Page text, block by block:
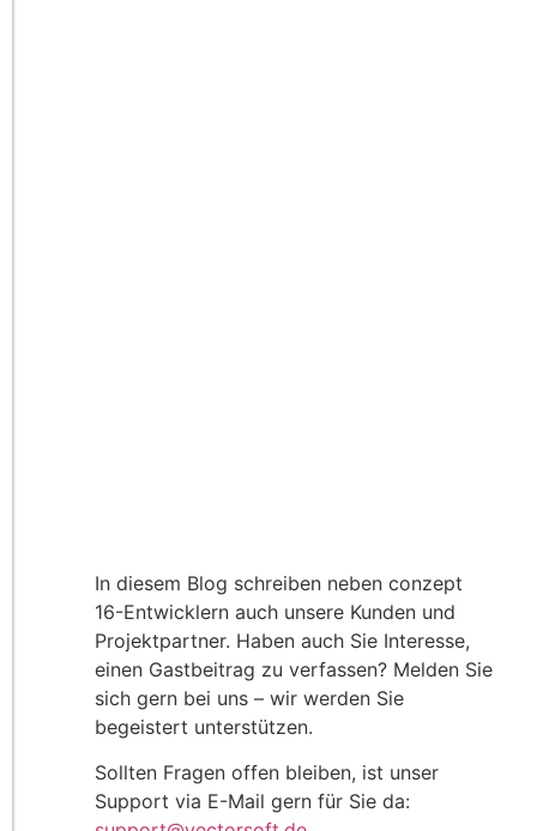
In diesem Blog schreiben neben conzept
16-Entwicklern auch unsere Kunden und
Projektpartner. Haben auch Sie Interesse,
einen Gastbeitrag zu verfassen? Melden Sie
sich gern bei uns – wir werden Sie
begeistert unterstützen.
Sollten Fragen offen bleiben, ist unser
Support via E-Mail gern für Sie da: